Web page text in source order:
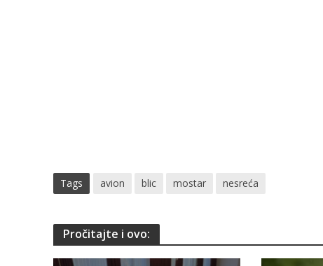
Tags avion blic mostar nesreća
Pročitajte i ovo: